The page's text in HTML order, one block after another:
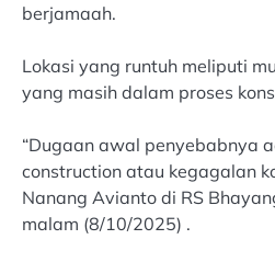
berjamaah.
Lokasi yang runtuh meliputi
yang masih dalam proses
“Dugaan awal penyebabnya
construction atau kegagalan
Nanang Avianto di RS
malam (8/10/2025) .